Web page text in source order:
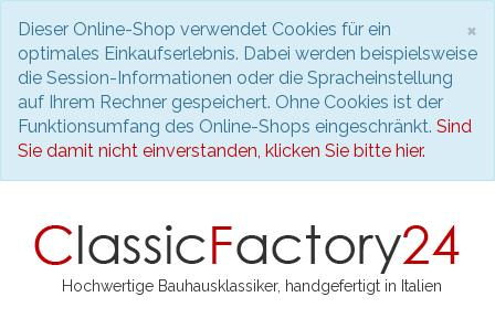
×
Dieser Online-Shop verwendet Cookies für ein
optimales Einkaufserlebnis. Dabei werden beispielsweise
die Session-Informationen oder die Spracheinstellung
auf Ihrem Rechner gespeichert. Ohne Cookies ist der
Funktionsumfang des Online-Shops eingeschränkt. Sind
Sie damit nicht einverstanden, klicken Sie bitte hier.
Hochwertige Bauhausklassiker, handgefertigt in Italien